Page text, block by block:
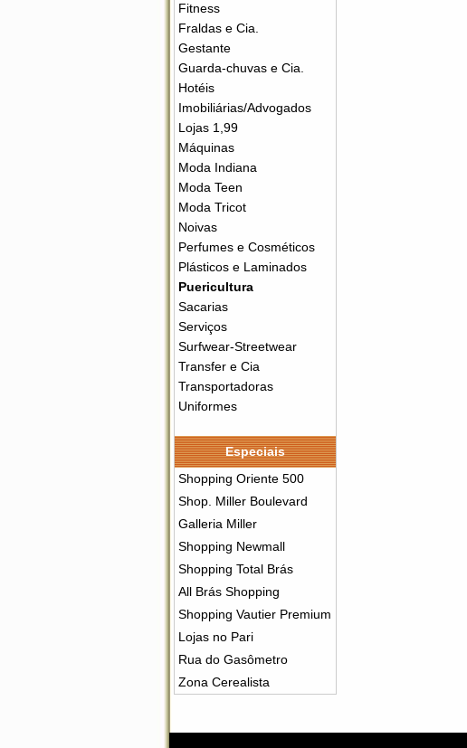
Fitness
Fraldas e Cia.
Gestante
Guarda-chuvas e Cia.
Hotéis
Imobiliárias/Advogados
Lojas 1,99
Máquinas
Moda Indiana
Moda Teen
Moda Tricot
Noivas
Perfumes e Cosméticos
Plásticos e Laminados
Puericultura
Sacarias
Serviços
Surfwear-Streetwear
Transfer e Cia
Transportadoras
Uniformes
Especiais
Shopping Oriente 500
Shop. Miller Boulevard
Galleria Miller
Shopping Newmall
Shopping Total Brás
All Brás Shopping
Shopping Vautier Premium
Lojas no Pari
Rua do Gasômetro
Zona Cerealista